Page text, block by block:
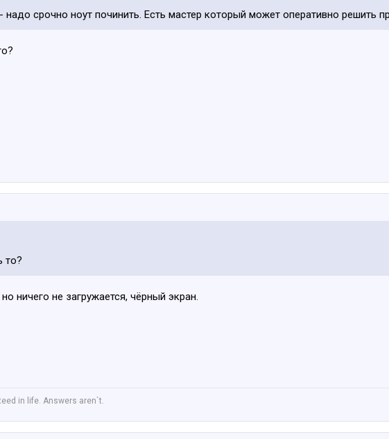
надо срочно ноут починить. Есть мастер который может оперативно решить
то?
ничего не загружается, чёрный экран.
in life. Answers aren`t.